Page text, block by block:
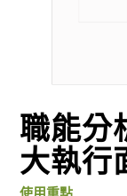
職能分
大執行